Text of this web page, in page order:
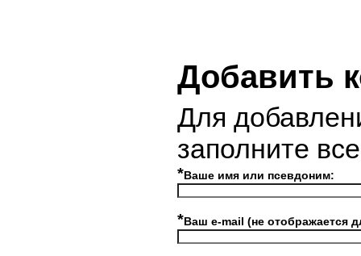
Добавить
Для
заполните
*Ваше имя или псевдоним:
*Ваш e-mail (не отображается